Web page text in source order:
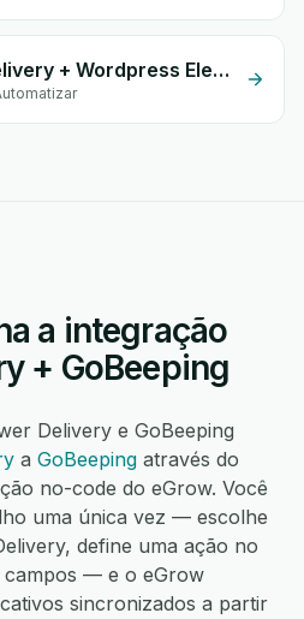
Power Delivery + Wordpress Elementor
a integração
+ GoBeeping
Delivery e GoBeeping
a GoBeeping através do
no-code do eGrow. Você
uma única vez — escolhe
define uma ação no
campos — e o eGrow
sincronizados a partir